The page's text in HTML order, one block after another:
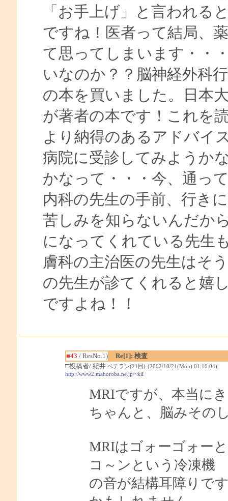
「お手上げ」と言われる
ですね！医者って結局、
て思ってしまいます・・
いなのか？？脳神経外科
の本を買いました。日本
が著者の本です！これを
より納得のあるアドバイ
病院に受診してみようか
かなって・・・今、通っ
内科の先生の手前、行き
苦しみを知らないんだか
になってくれている先生
膚科の主治医の先生はそ
の先生が診てくれると嬉
ですよね！！
■43 / ResNo.1)
Re[1]: 検査
□投稿者/ 紀井 ベテラン(21回)-(2002/10/21(Mon) 01:10:04)
http://www2.mahoroba.ne.jp/~kii
MRIですが、本当に
ちゃんと、脳みその
MRIはゴォーゴォー
コ～ンという冷凍機
の音が結構耳障りで